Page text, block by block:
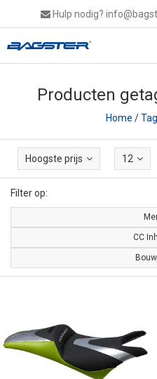
Hulp nodig?
Producten
Home /
Hoogste prijs 12
Filter op:
CC